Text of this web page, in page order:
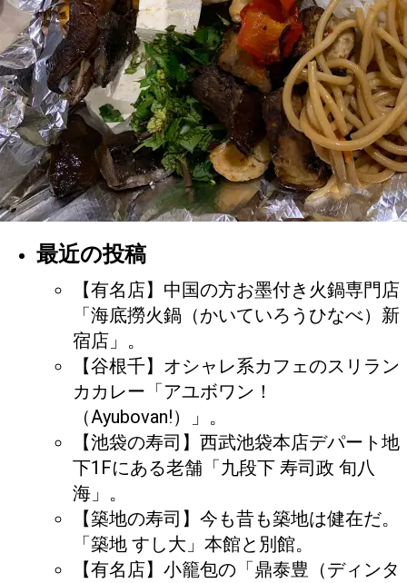
最近の投稿
【有名店】中国の方お墨付き火鍋専門店
「海底撈火鍋（かいていろうひなべ）新
宿店」。
【谷根千】オシャレ系カフェのスリラン
カカレー「アユボワン！
（Ayubovan!）」。
【池袋の寿司】西武池袋本店デパート地
下1Fにある老舗「九段下 寿司政 旬八
海」。
【築地の寿司】今も昔も築地は健在だ。
「築地 すし大」本館と別館。
【有名店】小籠包の「鼎泰豊（ディンタ